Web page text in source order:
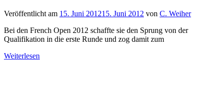
Veröffentlicht am 15. Juni 201215. Juni 2012 von C. Weiher
Bei den French Open 2012 schaffte sie den Sprung von der
Qualifikation in die erste Runde und zog damit zum
Weiterlesen